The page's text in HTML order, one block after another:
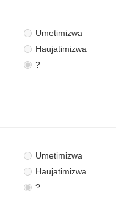
Umetimizwa
Haujatimizwa
?
Umetimizwa
Haujatimizwa
?